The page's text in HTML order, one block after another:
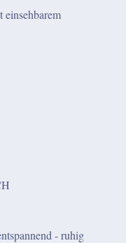
- ruhig